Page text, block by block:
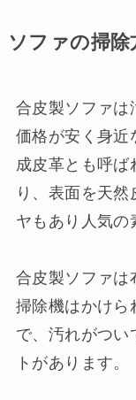
ソファの掃除
合皮製ソファは
価格が安く身近
成皮革とも呼ば
り、表面を天
ヤもあり人気の
合皮製ソファは
掃除機はかけら
で、汚れがつい
トがあります。